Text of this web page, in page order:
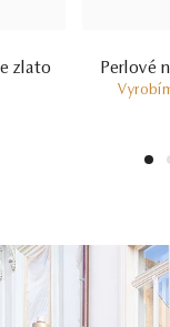
zlato Perlové
1